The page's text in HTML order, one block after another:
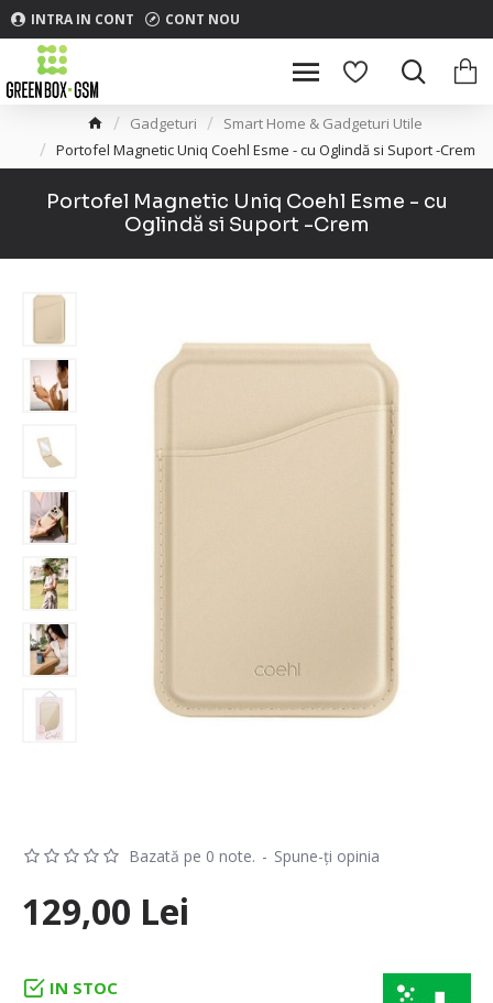
INTRA IN CONT CONT NOU
Gadgeturi
Smart Home & Gadgeturi Utile
Portofel Magnetic Uniq Coehl Esme - cu Oglindă si Suport -Crem
Portofel Magnetic Uniq Coehl Esme - cu
Oglindă si Suport -Crem
IN STOC
Bazată pe 0 note. - Spune-ţi opinia
129,00 Lei